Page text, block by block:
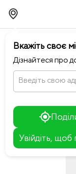
Вкажіть своє
Дізнайтеся про
Введіть свою
Увійдіть,
chevron_leftПовернутися